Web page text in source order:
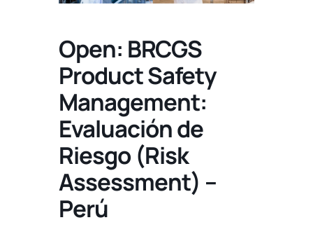
Open: BRCGS
Product Safety
Management:
Evaluación de
Riesgo (Risk
Assessment) –
Perú